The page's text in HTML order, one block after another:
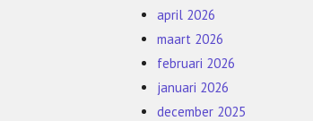
april 2026
maart 2026
februari 2026
januari 2026
december 2025